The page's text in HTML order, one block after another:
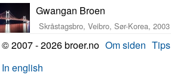
Gwangan Broen
Skråstagsbro, Veibro, Sør-Korea, 2003
© 2007 - 2026 broer.no Om siden Tips
In english